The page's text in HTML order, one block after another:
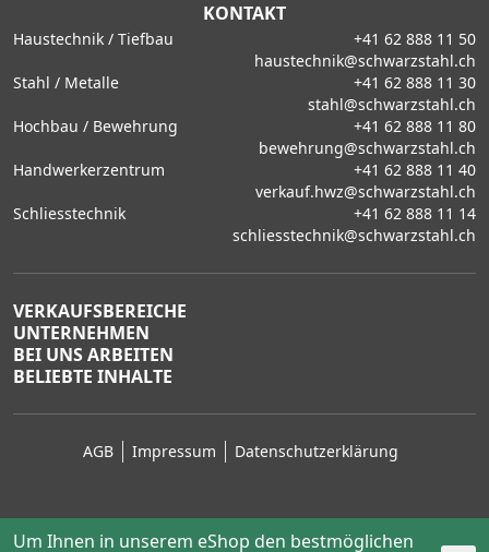
KONTAKT
Haustechnik / Tiefbau
+41 62 888 11 50
haustechnik@schwarzstahl.ch
Stahl / Metalle
+41 62 888 11 30
stahl@schwarzstahl.ch
Hochbau / Bewehrung
+41 62 888 11 80
bewehrung@schwarzstahl.ch
Handwerkerzentrum
+41 62 888 11 40
verkauf.hwz@schwarzstahl.ch
Schliesstechnik
+41 62 888 11 14
schliesstechnik@schwarzstahl.ch
VERKAUFSBEREICHE
UNTERNEHMEN
BEI UNS ARBEITEN
BELIEBTE INHALTE
AGB Impressum Datenschutzerklärung
Um Ihnen in unserem eShop den bestmöglichen